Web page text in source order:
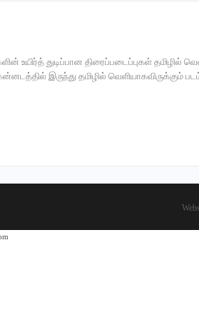
உயிர்த் துடிப்பான திரைப்படைப்புகள் தமிழில்
இருந்து தமிழில் வெளியாகவிருக்கும்